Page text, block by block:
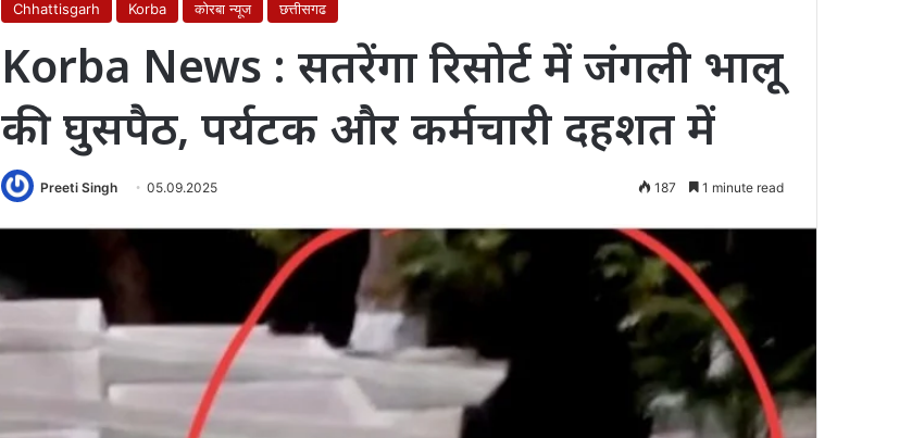
Chhattisgarh Korba कोरबा न्यूज छत्तीसगढ
Korba News : सतरेंगा रिसोर्ट में जंगली भालू
की घुसपैठ, पर्यटक और कर्मचारी दहशत में
Preeti Singh 05.09.2025 187 1 minute read